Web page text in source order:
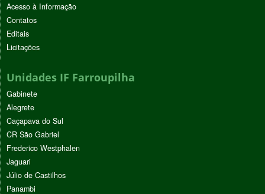
Acesso à Informação
Contatos
Editais
Licitações
Unidades IF Farroupilha
Gabinete
Alegrete
Caçapava do Sul
CR São Gabriel
Frederico Westphalen
Jaguari
Júlio de Castilhos
Panambi